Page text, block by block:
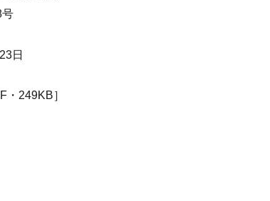
号
日
・249KB］